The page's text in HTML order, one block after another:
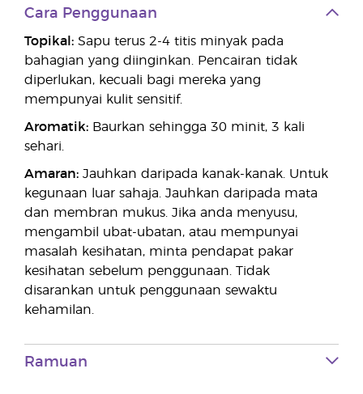
Cara Penggunaan
Topikal: Sapu terus 2-4 titis minyak pada
bahagian yang diinginkan. Pencairan tidak
diperlukan, kecuali bagi mereka yang
mempunyai kulit sensitif.
Aromatik: Baurkan sehingga 30 minit, 3 kali
sehari.
Amaran: Jauhkan daripada kanak-kanak. Untuk
kegunaan luar sahaja. Jauhkan daripada mata
dan membran mukus. Jika anda menyusu,
mengambil ubat-ubatan, atau mempunyai
masalah kesihatan, minta pendapat pakar
kesihatan sebelum penggunaan. Tidak
disarankan untuk penggunaan sewaktu
kehamilan.
Ramuan